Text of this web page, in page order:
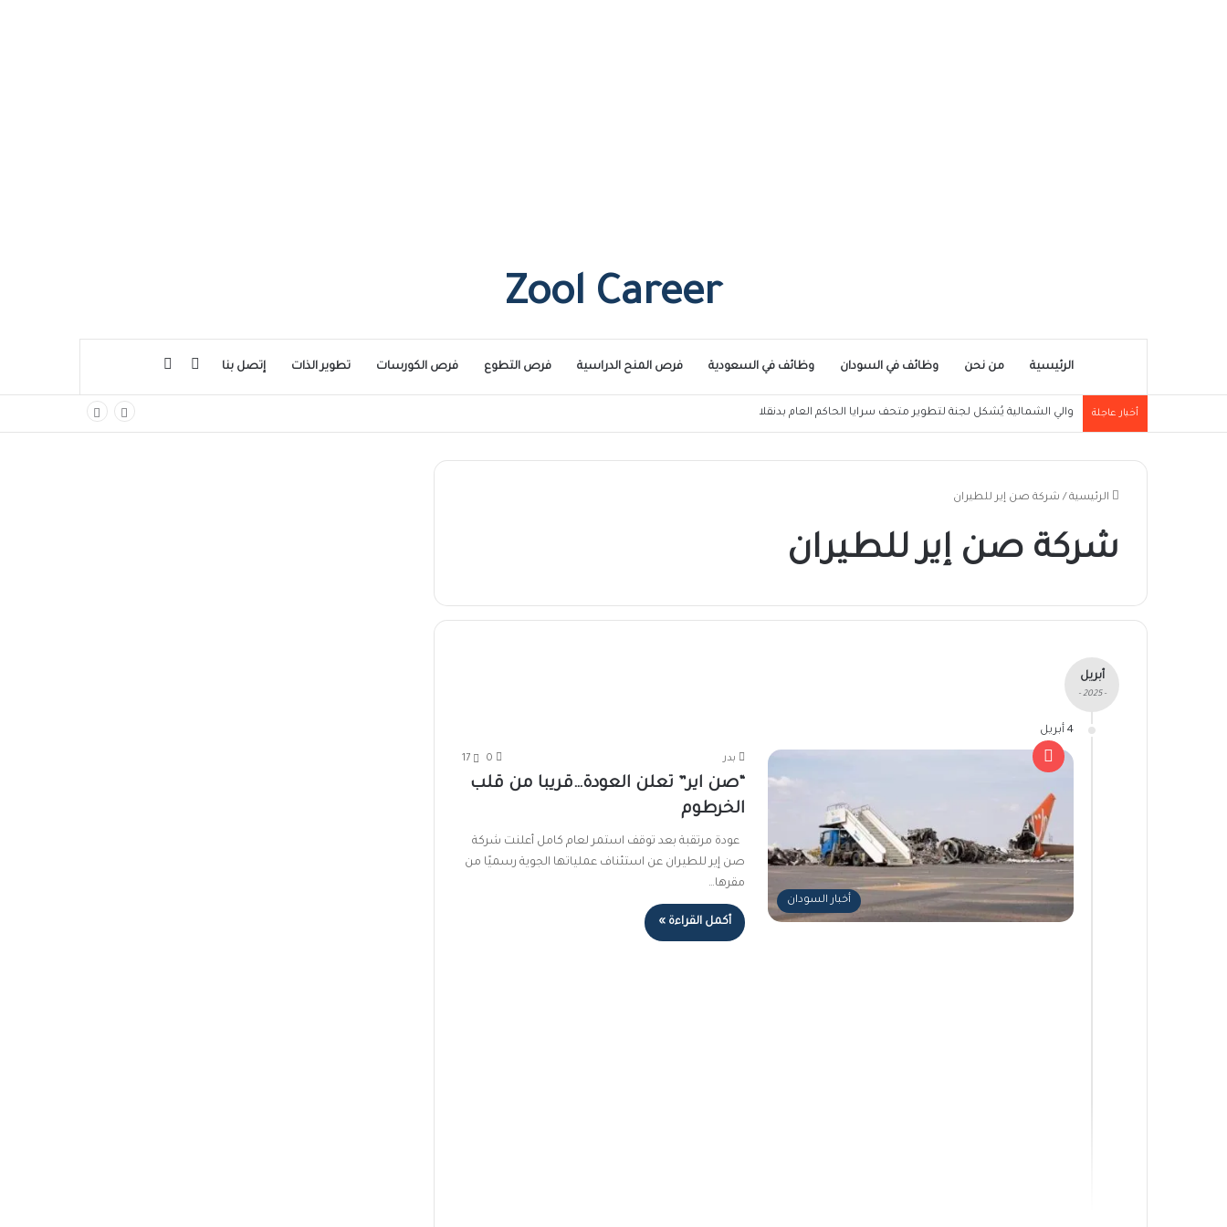
Zool Career
الرئيسية من نحن وظائف في السودان وظائف في السعودية فرص المنح الدراسية فرص التطوع فرص الكورسات تطوير الذات إتصل بنا إضافة عمود جانبي
أخبار عاجلة والي الشمالية يُشكل لجنة لتطوير متحف سرايا الحاكم العام بدنقلا
الرئيسية / شركة صن إير للطيران
شركة صن إير للطيران
أبريل
- 2025 -
4 أبريل
أخبار السودان
بدر 0
17
“صن اير” تعلن العودة…قريبا من قلب
الخرطوم
عودة مرتقبة بعد توقف استمر لعام كامل أعلنت شركة
صن إير للطيران عن استئناف عملياتها الجوية رسميًا من
مقرها…
أكمل القراءة »